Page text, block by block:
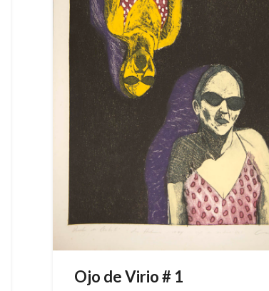
Ojo de Virio # 1